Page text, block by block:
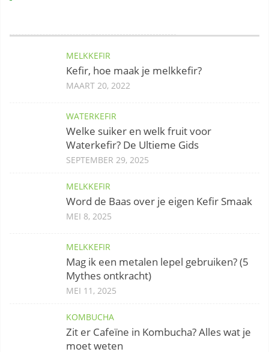
MELKKEFIR
Kefir, hoe maak je melkkefir?
MAART 20, 2022
WATERKEFIR
Welke suiker en welk fruit voor
Waterkefir? De Ultieme Gids
SEPTEMBER 29, 2025
MELKKEFIR
Word de Baas over je eigen Kefir Smaak
MEI 8, 2025
MELKKEFIR
Mag ik een metalen lepel gebruiken? (5
Mythes ontkracht)
MEI 11, 2025
KOMBUCHA
Zit er Cafeïne in Kombucha? Alles wat je
moet weten